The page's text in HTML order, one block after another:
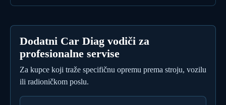
Dodatni Car Diag vodiči za
profesionalne servise
Za kupce koji traže specifičnu opremu prema stroju, vozilu
ili radioničkom poslu.